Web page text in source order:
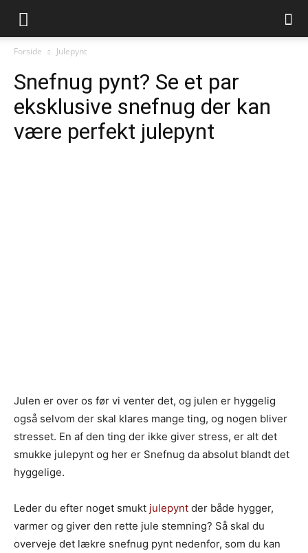
Juleliv.dk
Forside Julepynt
Snefnug pynt? Se et par
eksklusive snefnug der kan
være perfekt julepynt
Julen er over os før vi venter det, og julen er hyggelig
også selvom der skal klares mange ting, og nogen bliver
stresset. En af den ting der ikke giver stress, er alt det
smukke julepynt og her er Snefnug da absolut blandt det
hyggelige.
Leder du efter noget smukt julepynt der både hygger,
varmer og giver den rette jule stemning? Så skal du
overveje det lækre snefnug pynt nedenfor, som du kan